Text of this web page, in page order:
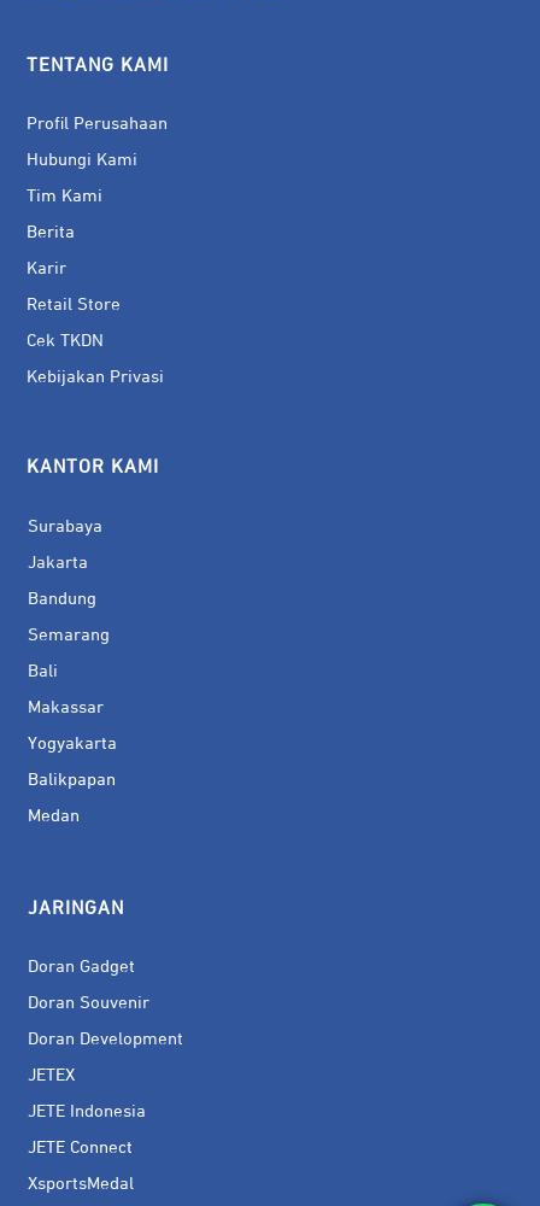
TENTANG KAMI
Profil Perusahaan
Hubungi Kami
Tim Kami
Berita
Karir
Retail Store
Cek TKDN
Kebijakan Privasi
KANTOR KAMI
Surabaya
Jakarta
Bandung
Semarang
Bali
Makassar
Yogyakarta
Balikpapan
Medan
JARINGAN
Doran Gadget
Doran Souvenir
Doran Development
JETEX
JETE Indonesia
JETE Connect
XsportsMedal